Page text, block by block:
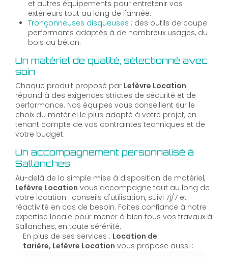
et autres équipements pour entretenir vos
extérieurs tout au long de l'année.
Tronçonneuses disqueuses : des outils de coupe
performants adaptés à de nombreux usages, du
bois au béton.
Un matériel de qualité, sélectionné avec
soin
Chaque produit proposé par Lefèvre Location
répond à des exigences strictes de sécurité et de
performance. Nos équipes vous conseillent sur le
choix du matériel le plus adapté à votre projet, en
tenant compte de vos contraintes techniques et de
votre budget.
Un accompagnement personnalisé à
Sallanches
Au-delà de la simple mise à disposition de matériel,
Lefèvre Location vous accompagne tout au long de
votre location : conseils d'utilisation, suivi 7j/7 et
réactivité en cas de besoin. Faites confiance à notre
expertise locale pour mener à bien tous vos travaux à
Sallanches, en toute sérénité.
En plus de ses services : Location de
tarière, Lefèvre Location vous propose aussi :